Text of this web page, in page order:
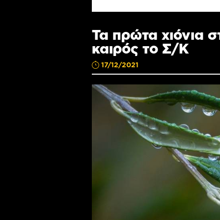
Τα πρώτα χιόνια
καιρός το Σ/Κ
17/12/2021